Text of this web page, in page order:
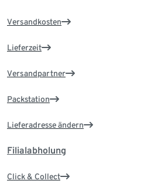
Versandkosten
Lieferzeit
Versandpartner
Packstation
Lieferadresse ändern
Filialabholung
Click & Collect